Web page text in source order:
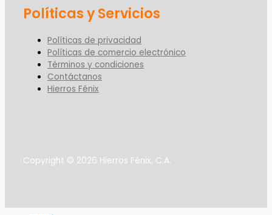
Políticas y Servicios
Políticas de privacidad
Políticas de comercio electrónico
Términos y condiciones
Contáctanos
Hierros Fénix
Copyright © 2026 Hierros Fénix, C.A.